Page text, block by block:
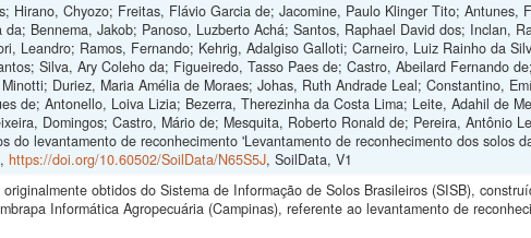
Hirano, Chyozo; Freitas, Flávio Garcia de; Jacomine, Paulo Klinger Tito; Antunes,
Bennema, Jakob; Panoso, Luzberto Achá; Santos, Raphael David dos; Inclan,
Leandro; Ramos, Fernando; Kehrig, Adalgiso Galloti; Carneiro, Luiz Rainho da
Silva, Ary Coleho da; Figueiredo, Tasso Paes de; Castro, Abeilard Fernando
Duriez, Maria Amélia de Moraes; Johas, Ruth Andrade Leal; Constantino,
de; Antonello, Loiva Lizia; Bezerra, Therezinha da Costa Lima; Leite, Adahil de
Domingos; Castro, Mário de; Mesquita, Roberto Ronald de; Pereira, Antônio
do levantamento de reconhecimento 'Levantamento de reconhecimento dos solos
https://doi.org/10.60502/SoilData/N65S5J, SoilData, V1
obtidos do Sistema de Informação de Solos Brasileiros (SISB),
Informática Agropecuária (Campinas), referente ao levantamento de